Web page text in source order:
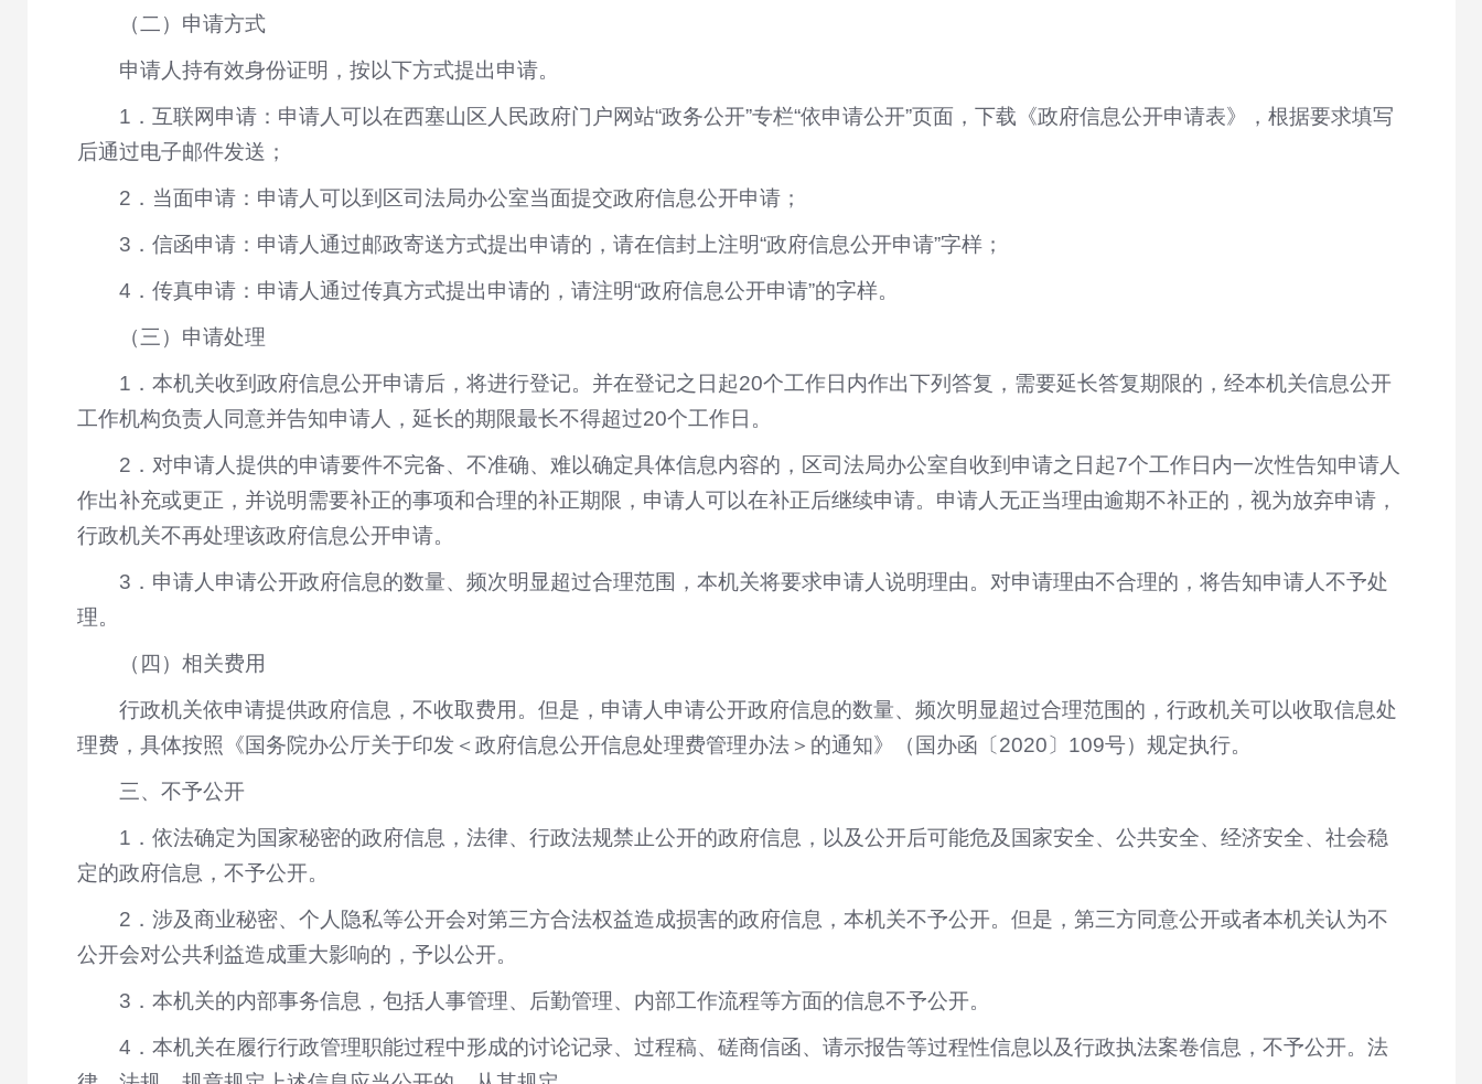
（二）申请方式
申请人持有效身份证明，按以下方式提出申请。
1．互联网申请：申请人可以在西塞山区人民政府门户网站“政务公开”专栏“依申请公开”页面，下载《政府信息公开申请表》，根据要求填写
后通过电子邮件发送；
2．当面申请：申请人可以到区司法局办公室当面提交政府信息公开申请；
3．信函申请：申请人通过邮政寄送方式提出申请的，请在信封上注明“政府信息公开申请”字样；
4．传真申请：申请人通过传真方式提出申请的，请注明“政府信息公开申请”的字样。
（三）申请处理
1．本机关收到政府信息公开申请后，将进行登记。并在登记之日起20个工作日内作出下列答复，需要延长答复期限的，经本机关信息公开
工作机构负责人同意并告知申请人，延长的期限最长不得超过20个工作日。
2．对申请人提供的申请要件不完备、不准确、难以确定具体信息内容的，区司法局办公室自收到申请之日起7个工作日内一次性告知申请人
作出补充或更正，并说明需要补正的事项和合理的补正期限，申请人可以在补正后继续申请。申请人无正当理由逾期不补正的，视为放弃申请，
行政机关不再处理该政府信息公开申请。
3．申请人申请公开政府信息的数量、频次明显超过合理范围，本机关将要求申请人说明理由。对申请理由不合理的，将告知申请人不予处
理。
（四）相关费用
行政机关依申请提供政府信息，不收取费用。但是，申请人申请公开政府信息的数量、频次明显超过合理范围的，行政机关可以收取信息处
理费，具体按照《国务院办公厅关于印发＜政府信息公开信息处理费管理办法＞的通知》（国办函〔2020〕109号）规定执行。
三、不予公开
1．依法确定为国家秘密的政府信息，法律、行政法规禁止公开的政府信息，以及公开后可能危及国家安全、公共安全、经济安全、社会稳
定的政府信息，不予公开。
2．涉及商业秘密、个人隐私等公开会对第三方合法权益造成损害的政府信息，本机关不予公开。但是，第三方同意公开或者本机关认为不
公开会对公共利益造成重大影响的，予以公开。
3．本机关的内部事务信息，包括人事管理、后勤管理、内部工作流程等方面的信息不予公开。
4．本机关在履行行政管理职能过程中形成的讨论记录、过程稿、磋商信函、请示报告等过程性信息以及行政执法案卷信息，不予公开。法